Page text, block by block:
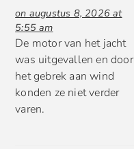
on augustus 8, 2026 at
5:55 am
De motor van het jacht
was uitgevallen en door
het gebrek aan wind
konden ze niet verder
varen.